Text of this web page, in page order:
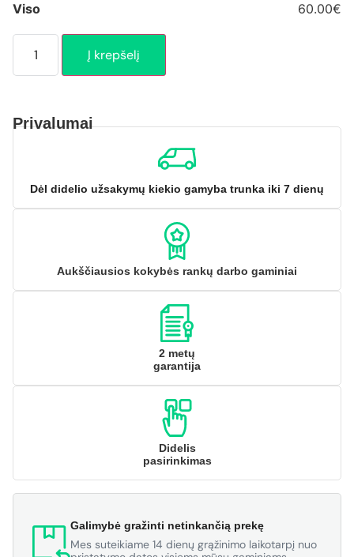
Viso 60.00€
Į krepšelį
Privalumai
Dėl didelio užsakymų kiekio gamyba trunka iki 7 dienų
Aukščiausios kokybės rankų darbo gaminiai
2 metų
garantija
Didelis
pasirinkimas
Galimybė gražinti netinkančią prekę
Mes suteikiame 14 dienų grąžinimo laikotarpį nuo